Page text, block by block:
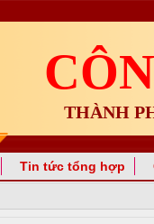
THÀNH
Tin tức tổng hợp